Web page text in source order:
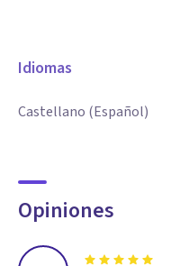
Idiomas
Castellano (Español)
Opiniones